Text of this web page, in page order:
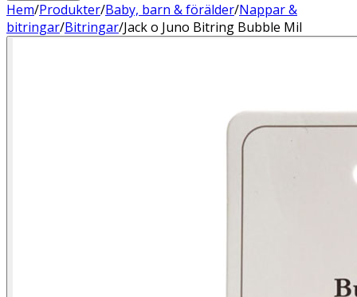
Hem/Produkter/Baby, barn & förälder/Nappar &
bitringar/Bitringar/Jack o Juno Bitring Bubble Mil